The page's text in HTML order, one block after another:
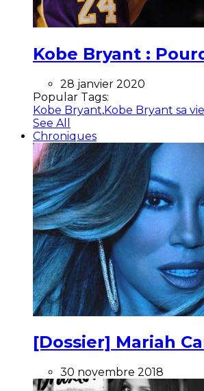
Kobe Bryant :
28 janvier 2020
Popular Tags:
Kobe Bryant,Kobe Bryant sa vie
See All
Chroniques
[Dossier] Mariah
30 novembre 2018